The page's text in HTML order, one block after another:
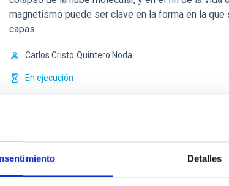
Detalles
magnetismo puede ser clave en la forma en la que
capas
Carlos Cristo Quintero Noda
En ejecución